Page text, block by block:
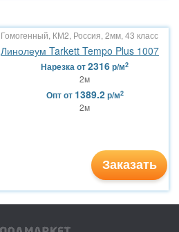
Гомогенный, КМ2, Россия, 2мм, 43 класс
Линолеум Tarkett Tempo Plus 1007
Нарезкаот2316р/м2
2м
Оптот 1389.2р/м2
2м
Заказать